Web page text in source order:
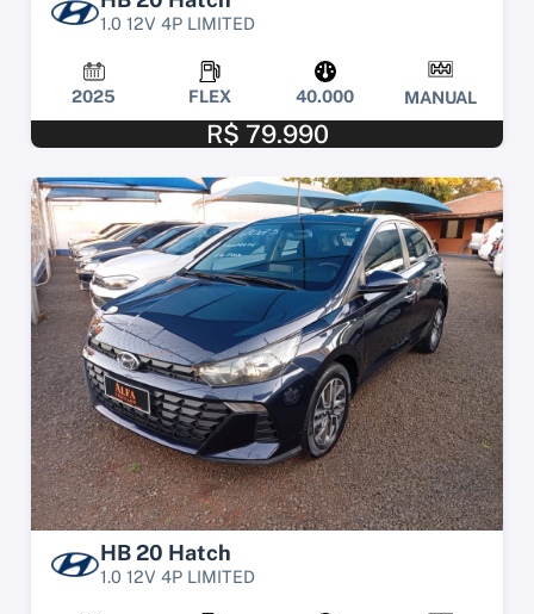
1.0 12V 4P LIMITED
2025 FLEX 40.000 MANUAL
R$ 79.990
HB 20 Hatch
1.0 12V 4P LIMITED